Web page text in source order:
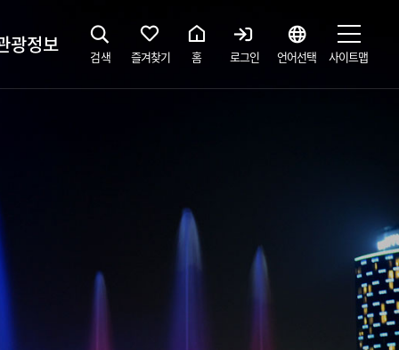
광정보 검색 즐겨찾기 홈 로그인 언어선택 사이트맵